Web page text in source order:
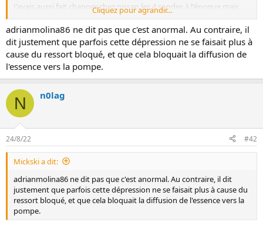
n
J'avais aussi fait changer chez nissan les 4 sondes à l'époque mais
sans amélioration, le voyant revenait, environ tout les 3000km, des
fois moins, des fois plus et... J'ai moi aussi la dépression chaque fois
que j'ouvre le bouchon d'essence, j'avais lu quelques part que c'était
normal et j'y ai cru car ça le faisait aussi sur la nissan micra de prêt
du garage ainsi que sur le peugeot expert de mon entreprise
:GP78_je_sais_pas:
Je vais quand même jeter un oeil sur le bouchon. Tu peux donner les
sources ?
Cliquez pour agrandir...
adrianmolina86 ne dit pas que c'est anormal. Au contraire, il
dit justement que parfois cette dépression ne se faisait plus à
cause du ressort bloqué, et que cela bloquait la diffusion de
l'essence vers la pompe.
N n0lag
24/8/22 #42
Mickski a dit:
adrianmolina86 ne dit pas que c'est anormal. Au contraire, il dit
justement que parfois cette dépression ne se faisait plus à cause du
ressort bloqué, et que cela bloquait la diffusion de l'essence vers la
pompe.